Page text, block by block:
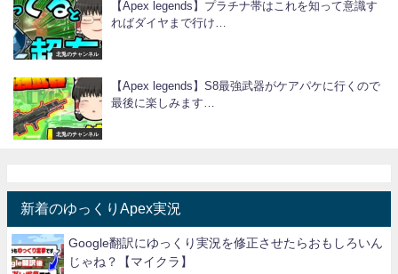
北兎のチャンネル
【Apex legends】プラチナ帯はこれを知って意識す
ればダイヤまで行け…
北兎のチャンネル
【Apex legends】S8最強武器がケアパケに行くので
最後に楽しみます…
新着のゆっくりApex実況
Google翻訳にゆっくり実況を修正させたらおもしろいん
じゃね？【マイクラ】